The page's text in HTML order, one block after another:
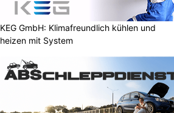
KEG GmbH: Klimafreundlich kühlen und
heizen mit System